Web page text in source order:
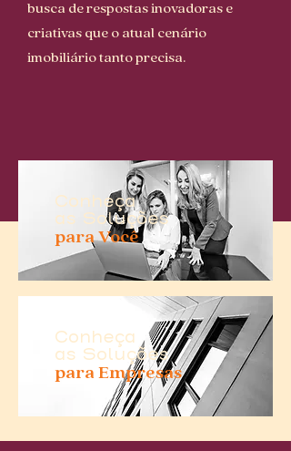
busca de respostas inovadoras e
criativas que o atual cenário
imobiliário tanto precisa.
Conheça
as Soluções
para Você
Conheça
as Soluções
para Empresas